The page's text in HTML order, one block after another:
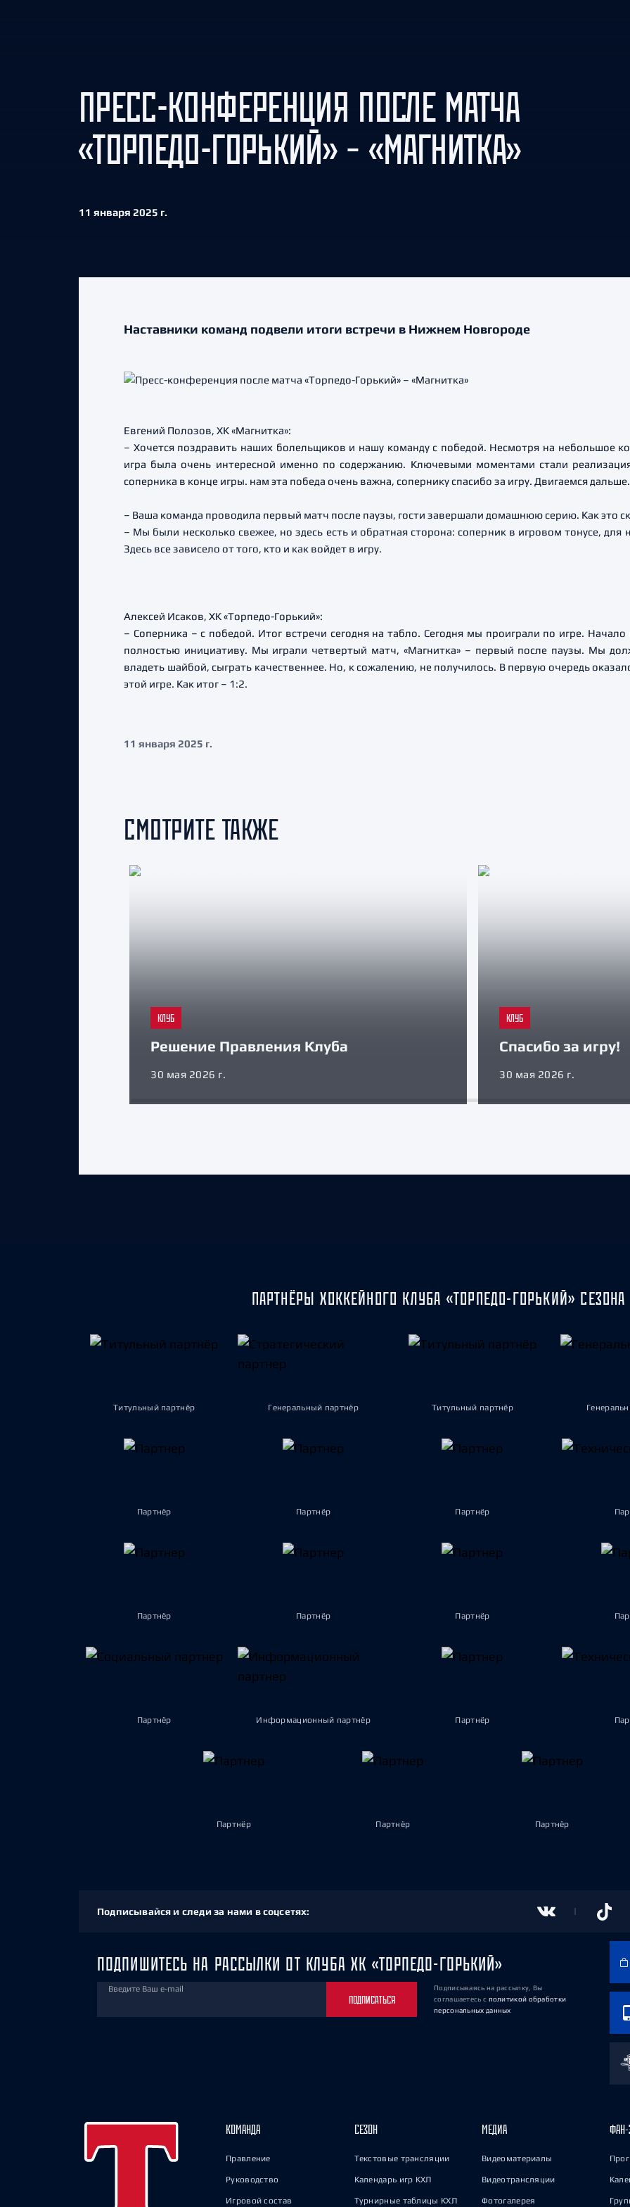
ПРЕСС-КОНФЕРЕНЦИЯ ПОСЛЕ МАТЧА
«ТОРПЕДО-ГОРЬКИЙ» – «МАГНИТКА»
11 января 2025 г.
Наставники команд подвели итоги встречи в Нижнем Новгороде
Евгений Полозов, ХК «Магнитка»:
– Хочется поздравить наших болельщиков и нашу команду с победой. Несмотря на небольшое
игра была очень интересной именно по содержанию. Ключевыми моментами стали
соперника в конце игры. нам эта победа очень важна, сопернику спасибо за игру. Двигаемся дальше.
– Ваша команда проводила первый матч после паузы, гости завершали домашнюю серию. Как это
– Мы были несколько свежее, но здесь есть и обратная сторона: соперник в игровом тонусе,
Здесь все зависело от того, кто и как войдет в игру.
Алексей Исаков, ХК «Торпедо-Горький»:
– Соперника – с победой. Итог встречи сегодня на табло. Сегодня мы проиграли по игре.
полностью инициативу. Мы играли четвертый матч, «Магнитка» – первый после паузы. Мы
владеть шайбой, сыграть качественнее. Но, к сожалению, не получилось. В первую очередь
этой игре. Как итог – 1:2.
11 января 2025 г.
СМОТРИТЕ ТАКЖЕ
КЛУБ
Решение Правления Клуба
30 мая 2026 г.
КЛУБ
Спасибо за игру!
30 мая 2026 г.
ПАРТНЁРЫ ХОККЕЙНОГО КЛУБА «ТОРПЕДО-ГОРЬКИЙ» СЕЗОНА
Титульный партнёр Генеральный партнёр Титульный партнёр
Партнёр Партнёр Партнёр
Партнёр Партнёр Партнёр
Партнёр Информационный партнёр Партнёр
Партнёр Партнёр Партнёр
Подписывайся и следи за нами в соцсетях:
ПОДПИШИТЕСЬ НА РАССЫЛКИ ОТ КЛУБА ХК «ТОРПЕДО-ГОРЬКИЙ»
Введите Ваш e-mail
ПОДПИСАТЬСЯ
Подписываясь на рассылку, Вы
соглашаетесь с политикой обработки
персональных данных
КОМАНДА
Правление
Руководство
Игровой состав
СЕЗОН
Текстовые трансляции
Календарь игр КХЛ
Турнирные таблицы КХЛ
МЕДИА
Видеоматериалы
Видеотрансляции
Фотогалерея
ФАН-